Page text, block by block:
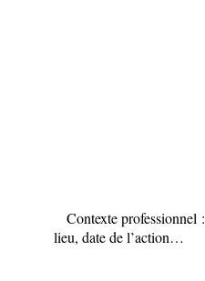
Contexte professionnel :
lieu, date de l’action…